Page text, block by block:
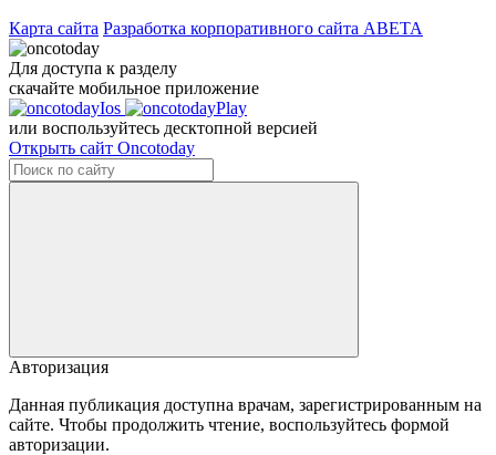
Карта сайта Разработка корпоративного сайта ABETA
Для доступа к разделу
скачайте мобильное приложение
или воспользуйтесь десктопной версией
Открыть сайт Oncotoday
Авторизация
Данная публикация доступна врачам, зарегистрированным на
сайте. Чтобы продолжить чтение, воспользуйтесь формой
авторизации.